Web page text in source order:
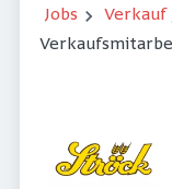
Jobs
Verkauf